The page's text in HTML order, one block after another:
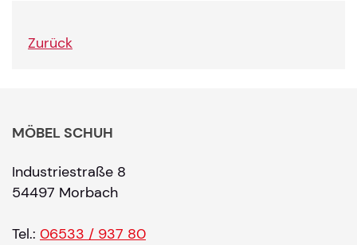
Zurück
MÖBEL SCHUH
Industriestraße 8
54497 Morbach
Tel.: 06533 / 937 80